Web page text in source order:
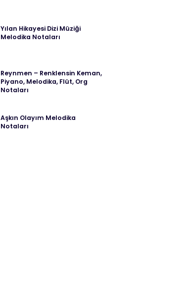
Yılan Hikayesi Dizi Müziği
Melodika Notaları
Reynmen – Renklensin Keman,
Piyano, Melodika, Flüt, Org
Notaları
Aşkın Olayım Melodika
Notaları